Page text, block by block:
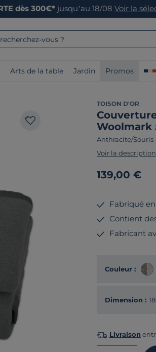
dès 300€* jusqu’au 18/08 Voir la
vous ?
Arts de la table Jardin Promos
TOISON D'OR
Woolmark
Anthracite/Souris
Voir la description
139,00 €
Fabriqué
Contient
Fabricant
Couleur :
Dimension :
Livraison